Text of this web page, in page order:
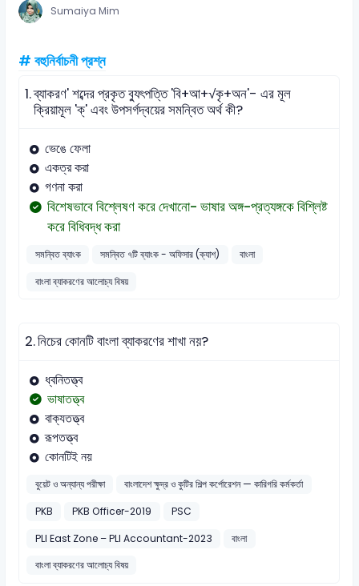
Sumaiya Mim
# বহুনির্বাচনী প্রশ্ন
1.ব্যাকরণ' শব্দের প্রকৃত ব্যুৎপত্তি 'বি+আ+√কৃ+অন'- এর মূল
ক্রিয়ামূল 'ক্' এবং উপসর্গদ্বয়ের সমন্বিত অর্থ কী?
ভেঙে ফেলা
একত্র করা
গণনা করা
বিশেষভাবে বিশ্লেষণ করে দেখানো- ভাষার অঙ্গ-প্রত্যঙ্গকে বিশ্লিষ্ট
করে বিধিবদ্ধ করা
সমন্বিত ব্যাংক সমন্বিত ৭টি ব্যাংক - অফিসার (ক্যাশ)
বাংলা
বাংলা ব্যাকরণের আলোচ্য বিষয়
2.নিচের কোনটি বাংলা ব্যাকরণের শাখা নয়?
ধ্বনিতত্ত্ব
ভাষাতত্ত্ব
বাক্যতত্ত্ব
রূপতত্ত্ব
কোনটিই নয়
বুয়েট ও অন্যান্য পরীক্ষা
বাংলাদেশ ক্ষুদ্র ও কুটির শিল্প কর্পোরেশন — কারিগরি কর্মকর্তা
PKB
PKB Officer-2019
PSC
PLI East Zone – PLI Accountant-2023
বাংলা
বাংলা ব্যাকরণের আলোচ্য বিষয়